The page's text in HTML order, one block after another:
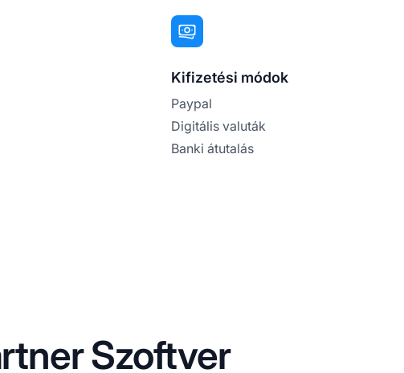
Kifizetési módok
Paypal
Digitális valuták
Banki átutalás
Szoftver